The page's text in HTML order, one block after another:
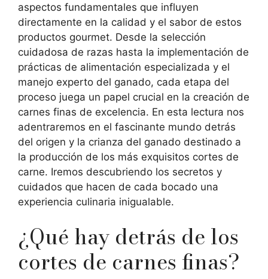
aspectos fundamentales que influyen
directamente en la calidad y el sabor de estos
productos gourmet. Desde la selección
cuidadosa de razas hasta la implementación de
prácticas de alimentación especializada y el
manejo experto del ganado, cada etapa del
proceso juega un papel crucial en la creación de
carnes finas de excelencia. En esta lectura nos
adentraremos en el fascinante mundo detrás
del origen y la crianza del ganado destinado a
la producción de los más exquisitos cortes de
carne. Iremos descubriendo los secretos y
cuidados que hacen de cada bocado una
experiencia culinaria inigualable.
¿Qué hay detrás de los
cortes de carnes finas?